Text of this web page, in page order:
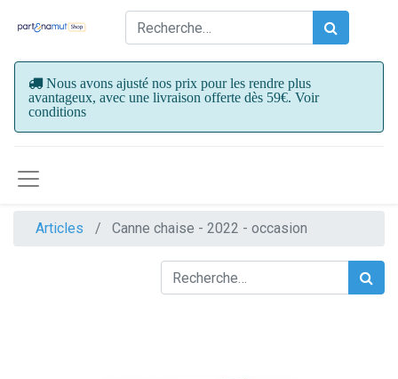
Nous avons ajusté nos prix pour les rendre plus
avantageux, avec une livraison offerte dès 59€. Voir
conditions
Articles Canne chaise - 2022 - occasion